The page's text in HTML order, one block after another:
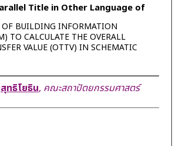
Title in Other Language of
OF BUILDING INFORMATION
TO CALCULATE THE OVERALL
VALUE (OTTV) IN SCHEMATIC
ทธิโยธิน, คณะสถาปัตยกรรมศาสตร์